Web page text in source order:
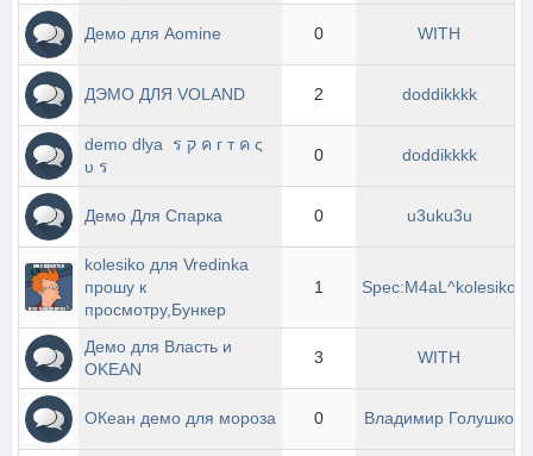
Демо для Aomine 0 WITH
ДЭМО ДЛЯ VOLAND 2 doddikkkk
demo dlya  ร ק ค г т ค ς
υ ร
0 doddikkkk
Демо Для Спарка 0 u3uku3u
kolesiko для Vredinka
прошу к
просмотру,Бункер
1 Spec:M4aL^kolesiko
Демо для Власть и
OKEAN
3 WITH
ОКеан демо для мороза 0 Владимир Голушко